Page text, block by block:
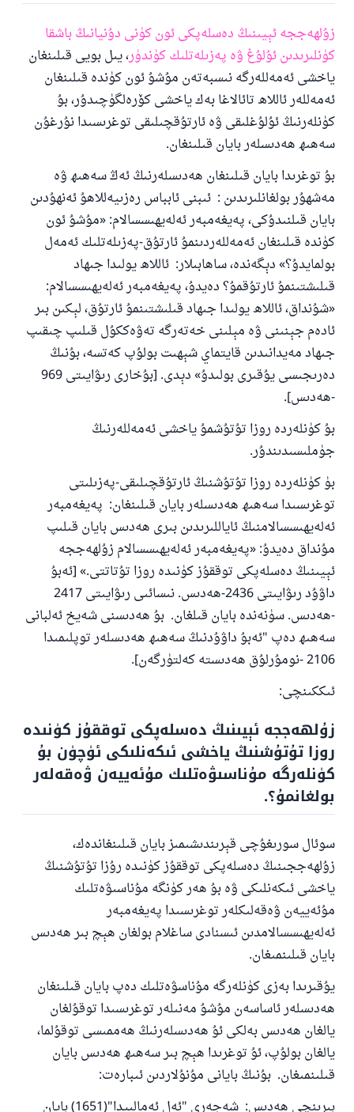
زۇلھەججە ئېيىنىڭ دەسلەپكى ئون كۈنى دۇنيانىڭ باشقا
كۈنلىرىدىن ئۇلۇغ ۋە پەزىلەتلىك كۈندۈر، يىل بويى قىلىنغان
ياخشى ئەمەللەرگە نىسبەتەن مۇشۇ ئون كۈندە قىلىنغان
ئەمەللەر ئاللاھ تائالاغا بەك ياخشى كۆرەلگۈچىدۇر، بۇ
كۈنلەرنىڭ ئۇلۇغلىقى ۋە ئارتۇقچىلىقى توغرىسىدا نۇرغۇن
سەھىھ ھەدىسلەر بايان قىلىنغان.
بۇ توغرىدا بايان قىلىنغان ھەدىسلەرنىڭ ئەڭ سەھىھ ۋە
مەشھۇر بولغانلىرىدىن : ئىبنى ئابباس رەزىيەللاھۇ ئەنھۇدىن
بايان قىلنىدۇكى، پەيغەمبەر ئەلەيھىسسالام: «مۇشۇ ئون
كۈندە قىلىنغان ئەمەللەردىنمۇ ئارتۇق-پەزىلەتلىك ئەمەل
بولمايدۇ؟» دېگەندە، ساھابىلار: ئاللاھ يولىدا جىھاد
قىلىشتىنمۇ ئارتۇقمۇ؟ دەيدۇ، پەيغەمبەر ئەلەيھىسسالام:
«شۇنداق، ئاللاھ يولىدا جىھاد قىلىشتىنمۇ ئارتۇق، لېكىن بىر
ئادەم جېنىنى ۋە مېلىنى خەتەرگە تەۋەككۇل قىلىپ چىقىپ
جىھاد مەيدانىدىن قايتماي شېھىت بولۇپ كەتسە، بۇنىڭ
دەرىجىسى يۇقىرى بولىدۇ» دېدى. [بۇخارى رىۋايىتى 969
-ھەدىس].
بۇ كۈنلەردە روزا تۇتۇشمۇ ياخشى ئەمەللەرنىڭ
جۈملىسىدىندۇر.
بۈ كۈنلەردە روزا تۇتۇشنىڭ ئارتۇقچىلىقى-پەزىلىتى
توغرىسىدا سەھىھ ھەدىسلەر بايان قىلىنغان: پەيغەمبەر
ئەلەيھىسسالامنىڭ ئاياللىرىدىن بىرى ھەدىس بايان قىلىپ
مۇنداق دەيدۇ: «پەيغەمبەر ئەلەيھىسسالام زۇلھەججە
ئېيىنىڭ دەسلەپكى توققۇز كۈنىدە روزا تۇتاتتى.» [ئەبۇ
داۋۇد رىۋايىتى 2436-ھەدىس. نىسائىى رىۋايىتى 2417
-ھەدىس. سۈنەندە بايان قىلغان. بۇ ھەدىسنى شەيخ ئەلبانى
سەھىھ دەپ "ئەبۇ داۋۇدنىڭ سەھىھ ھەدىسلەر توپلىمىدا
2106 -نومۇرلۇق ھەدىستە كەلتۈرگەن].
ئىككىنچى:
زۇلھەججە ئېيىنىڭ دەسلەپكى توققۇز كۈنىدە
روزا تۇتۇشنىڭ ياخشى ئىكەنلىكى ئۈچۈن بۇ
كۈنلەرگە مۇناسىۋەتلىك مۇئەييەن ۋەقەلەر
بولغانمۇ؟.
سوئال سورىغۇچى قېرىندىشىمىز بايان قىلىنغاندەك،
زۇلھەججىنىڭ دەسلەپكى توققۇز كۈنىدە رۇزا تۇتۇشنىڭ
ياخشى ئىكەنلىكى ۋە بۇ ھەر كۈنگە مۇناسىۋەتلىك
مۇئەييەن ۋەقەلىكلەر توغرىسىدا پەيغەمبەر
ئەلەيھىسسالامدىن ئىسنادى ساغلام بولغان ھېچ بىر ھەدىس
بايان قىلىنمىغان.
يۇقىرىدا بەزى كۈنلەرگە مۇناسۋەتلىك دەپ بايان قىلىنغان
ھەدىسلەر ئاساسەن مۇشۇ مەنىلەر توغرىسىدا توقۇلغان
يالغان ھەدىس بەلكى ئۇ ھەدىسلەرنىڭ ھەممىسى توقۇلما،
يالغان بولۇپ، ئۇ توغرىدا ھېچ بىر سەھىھ ھەدىس بايان
قىلىنمىغان. بۇنىڭ بايانى مۇنۇلاردىن ئىبارەت:
بىرىنچى ھەدىس: شەجەرى "ئەل ئەمالىيدا"(1651) بايان